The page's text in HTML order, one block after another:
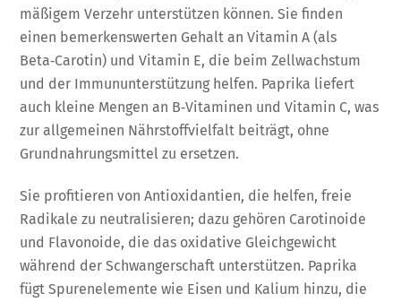
mäßigem Verzehr unterstützen können. Sie finden
einen bemerkenswerten Gehalt an Vitamin A (als
Beta‑Carotin) und Vitamin E, die beim Zellwachstum
und der Immununterstützung helfen. Paprika liefert
auch kleine Mengen an B‑Vitaminen und Vitamin C, was
zur allgemeinen Nährstoffvielfalt beiträgt, ohne
Grundnahrungsmittel zu ersetzen.
Sie profitieren von Antioxidantien, die helfen, freie
Radikale zu neutralisieren; dazu gehören Carotinoide
und Flavonoide, die das oxidative Gleichgewicht
während der Schwangerschaft unterstützen. Paprika
fügt Spurenelemente wie Eisen und Kalium hinzu, die